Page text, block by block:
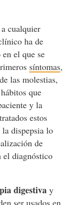
cualquier
ha de
el que se
síntomas,
las molestias,
que
y la
estos
la dispepsia lo
de
el diagnóstico
digestivay